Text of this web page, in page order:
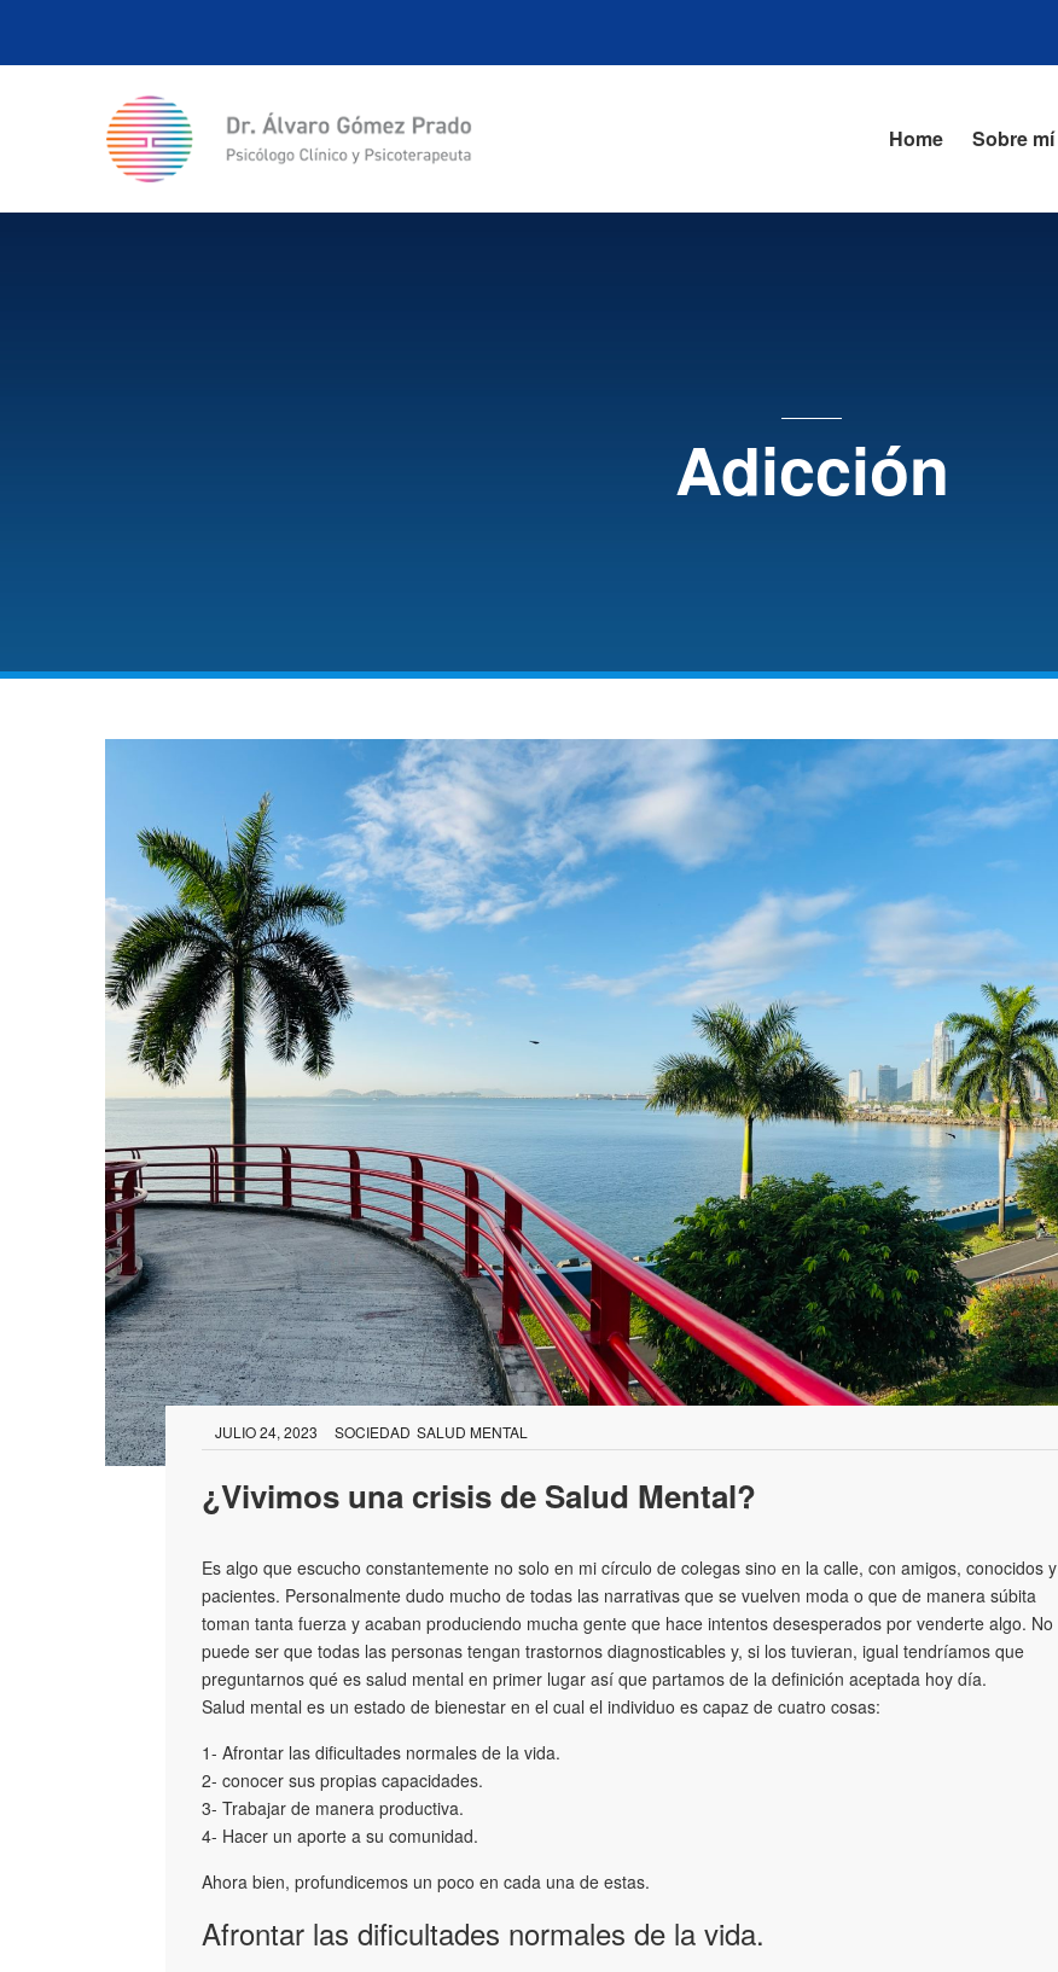
Home Sobre mí
Adicción
JULIO 24, 2023 SOCIEDAD SALUD MENTAL
¿Vivimos una crisis de Salud Mental?
Es algo que escucho constantemente no solo en mi círculo de colegas sino en la calle, con amigos, conocidos y
pacientes. Personalmente dudo mucho de todas las narrativas que se vuelven moda o que de manera súbita
toman tanta fuerza y acaban produciendo mucha gente que hace intentos desesperados por venderte algo. No
puede ser que todas las personas tengan trastornos diagnosticables y, si los tuvieran, igual tendríamos que
preguntarnos qué es salud mental en primer lugar así que partamos de la definición aceptada hoy día.
Salud mental es un estado de bienestar en el cual el individuo es capaz de cuatro cosas:
1- Afrontar las dificultades normales de la vida.
2- conocer sus propias capacidades.
3- Trabajar de manera productiva.
4- Hacer un aporte a su comunidad.
Ahora bien, profundicemos un poco en cada una de estas.
Afrontar las dificultades normales de la vida.